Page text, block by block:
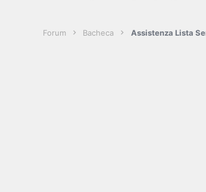
Forum Bacheca Assistenza Lista